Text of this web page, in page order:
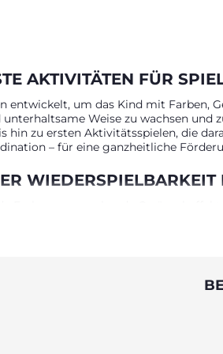
AKTIVITÄTEN FÜR
entwickelt, um das Kind mit Farben,
Weise zu wachsen
hin zu ersten Aktivitätsspielen, die
– für eine ganzheitliche
Kleinen. Sie wurden speziell
ihre große Vielseitigkeit aus: Die
FÜR MUSIKALISCHE
fördern die musikalische
bieten interaktive Anreize für aktive